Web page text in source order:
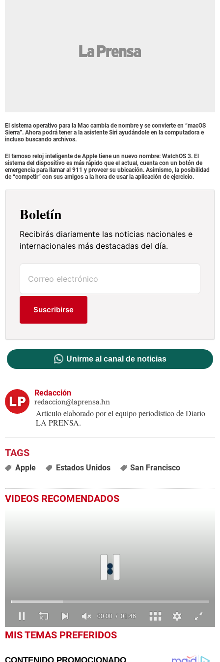
El sistema operativo para la Mac cambia de nombre y se convierte en “macOS
Sierra”. Ahora podrá tener a la asistente Siri ayudándole en la computadora e
incluso buscando archivos.
El famoso reloj inteligente de Apple tiene un nuevo nombre: WatchOS 3. El
sistema del dispositivo es más rápido que el actual, cuenta con un botón de
emergencia para llamar al 911 y proveer su ubicación. Asimismo, la posibilidad
de “competir” con sus amigos a la hora de usar la aplicación de ejercicio.
Boletín
Recibirás diariamente las noticias nacionales e
internacionales más destacadas del día.
Suscribirse
Unirme al canal de noticias
Redacción
redaccion@laprensa.hn
Artículo elaborado por el equipo periodístico de Diario
LA PRENSA.
Apple Estados Unidos San Francisco
VIDEOS RECOMENDADOS
0
seconds
MIS TEMAS PREFERIDOS